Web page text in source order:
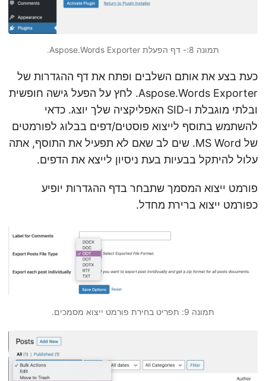
תמונה 8:- דף הפעלת Aspose.Words Exporter.
כעת בצע את אותם השלבים ופתח את דף ההגדרות של
Aspose.Words Exporter. לחץ על הפעל גישה חופשית
ובלתי מוגבלת ו-SID האפליקציה שלך יוצג. כדאי
להשתמש בתוסף לייצוא פוסטים/דפים בבלוג לפורמטים
של MS Word. שים לב שאם לא תפעיל את התוסף, אתה
עלול להיתקל בבעיות בעת ניסיון לייצא את הדפים.
פורמט ייצוא המסמך שתבחר בדף ההגדרות יופיע
כפורמט ייצוא ברירת מחדל.
תמונה 9: תפריט בחירת פורמט ייצוא מסמכים.